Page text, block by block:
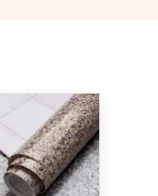
me
es tal
esta
la suite
que l'on ai
pourrez
.